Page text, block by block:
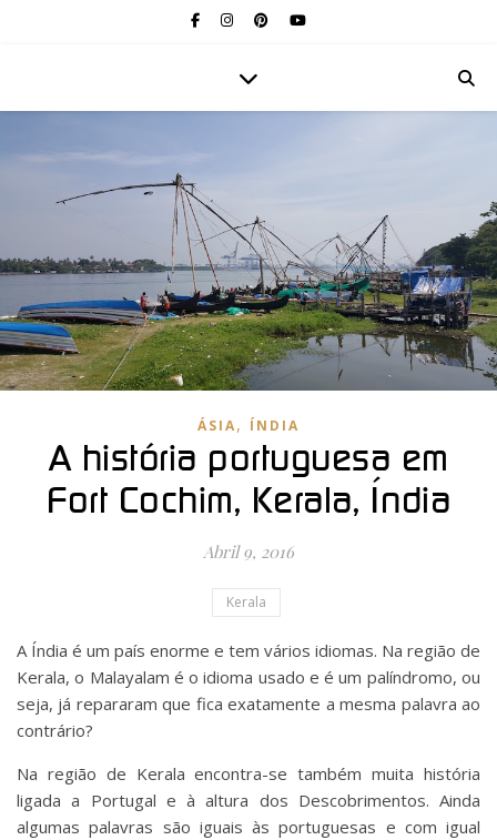
ÁSIA, ÍNDIA
A história portuguesa em
Fort Cochim, Kerala, Índia
Abril 9, 2016
Kerala
A Índia é um país enorme e tem vários idiomas. Na região de
Kerala, o Malayalam é o idioma usado e é um palíndromo, ou
seja, já repararam que fica exatamente a mesma palavra ao
contrário?
Na região de Kerala encontra-se também muita história
ligada a Portugal e à altura dos Descobrimentos. Ainda
algumas palavras são iguais às portuguesas e com igual